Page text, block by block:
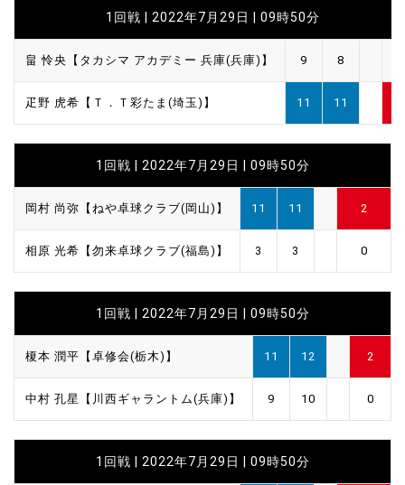
1回戦 | 2022年7月29日 | 09時50分
畠 怜央【タカシマ アカデミー 兵庫(兵庫)】 9 8
疋野 虎希【Ｔ．Ｔ彩たま(埼玉)】 11 11
1回戦 | 2022年7月29日 | 09時50分
岡村 尚弥【ねや卓球クラブ(岡山)】 11 11 2
相原 光希【勿来卓球クラブ(福島)】 3 3 0
1回戦 | 2022年7月29日 | 09時50分
榎本 潤平【卓修会(栃木)】 11 12 2
中村 孔星【川西ギャラントム(兵庫)】 9 10 0
1回戦 | 2022年7月29日 | 09時50分